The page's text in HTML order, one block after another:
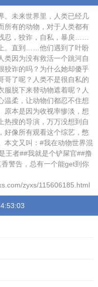
。未来世界里，人类已经几
所有的动物，对于人类都有
忍，狡诈，自私，暴戾……
。直到……他们遇到了叶盼
类因为没有救活一个跳河自
狡诈的吗？为什么她却傻乎
哥了呢？人类不是很自私的
服脱下来替动物遮着呢？人
温柔，让动物们都忍不住想
原本是因为收视率惨淡，想
热搜的导演，万万没想到自
好像所有观看这个综艺，憋
本文又叫：#我在动物世界混
王者##我就是个铲屎官##撸
警告，总有一个能get到你
zyxs/115606185.html